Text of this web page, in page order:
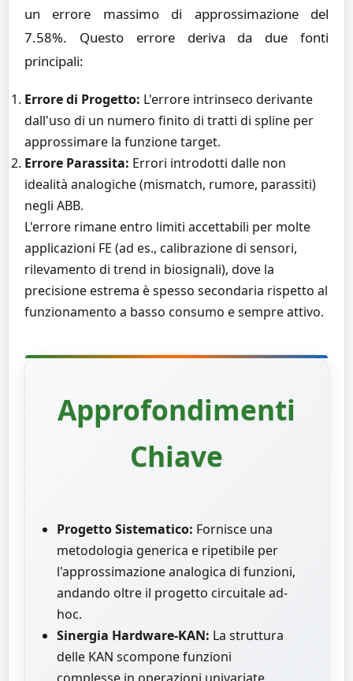
un errore massimo di approssimazione del
7.58%. Questo errore deriva da due fonti
principali:
Errore di Progetto: L'errore intrinseco derivante
dall'uso di un numero finito di tratti di spline per
approssimare la funzione target.
Errore Parassita: Errori introdotti dalle non
idealità analogiche (mismatch, rumore, parassiti)
negli ABB.
L'errore rimane entro limiti accettabili per molte
applicazioni FE (ad es., calibrazione di sensori,
rilevamento di trend in biosignali), dove la
precisione estrema è spesso secondaria rispetto al
funzionamento a basso consumo e sempre attivo.
Approfondimenti
Chiave
Progetto Sistematico: Fornisce una
metodologia generica e ripetibile per
l'approssimazione analogica di funzioni,
andando oltre il progetto circuitale ad-
hoc.
Sinergia Hardware-KAN: La struttura
delle KAN scompone funzioni